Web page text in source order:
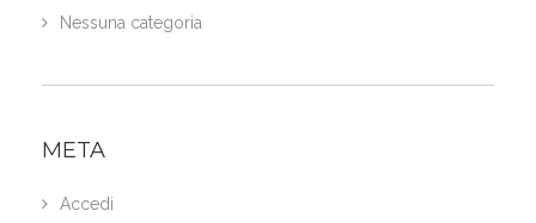
Nessuna categoria
META
Accedi